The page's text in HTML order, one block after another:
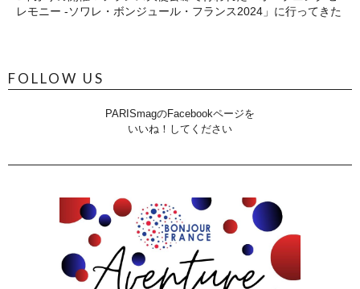
レモニー -ソワレ・ボンジュール・フランス2024」に行ってきた
FOLLOW US
PARISmagのFacebookページを
いいね！してください